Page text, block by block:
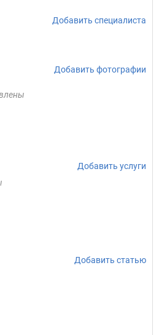
Добавить специалиста
Добавить фотографии
Добавить услуги
Добавить статью